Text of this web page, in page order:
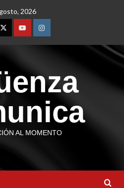
2026
AL MOMENTO